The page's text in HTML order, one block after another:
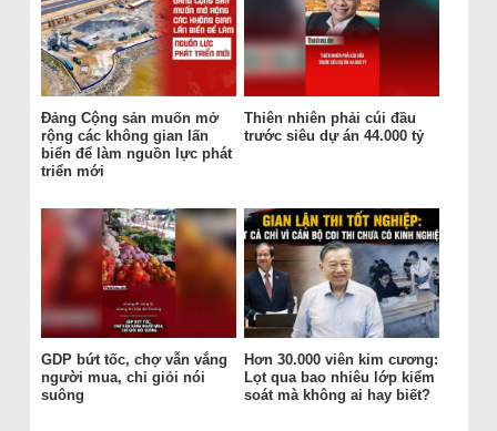
Đảng Cộng sản muốn mở
rộng các không gian lấn
biển để làm nguồn lực phát
triển mới
Thiên nhiên phải cúi đầu
trước siêu dự án 44.000 tỷ
GDP bứt tốc, chợ vẫn vắng
người mua, chỉ giỏi nói
suông
Hơn 30.000 viên kim cương:
Lọt qua bao nhiêu lớp kiểm
soát mà không ai hay biết?